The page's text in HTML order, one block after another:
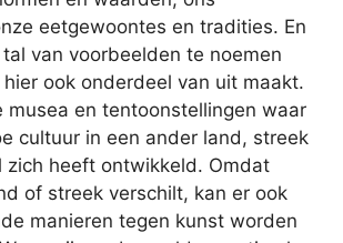
eetgewoontes en tradities. En
van voorbeelden te noemen
ook onderdeel van uit maakt.
musea en tentoonstellingen waar
cultuur in een ander land, streek
zich heeft ontwikkeld. Omdat
of streek verschilt, kan er ook
manieren tegen kunst worden